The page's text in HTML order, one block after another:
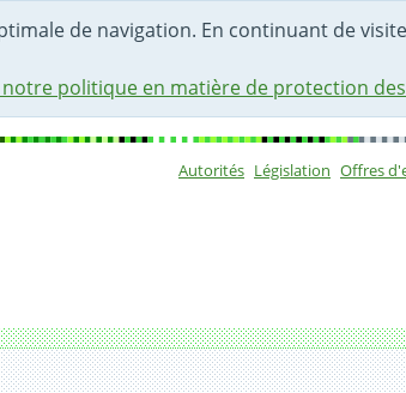
de navigation. En continuant de
politique en matière de protection
Autorités Législation Offres
une remorque de restauration mobile